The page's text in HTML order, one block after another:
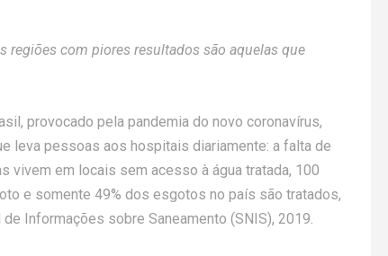
regiões com piores resultados são aquelas que
provocado pela pandemia do novo coronavírus,
leva pessoas aos hospitais diariamente: a falta de
vivem em locais sem acesso à água tratada, 100
e somente 49% dos esgotos no país são tratados,
Informações sobre Saneamento (SNIS), 2019.